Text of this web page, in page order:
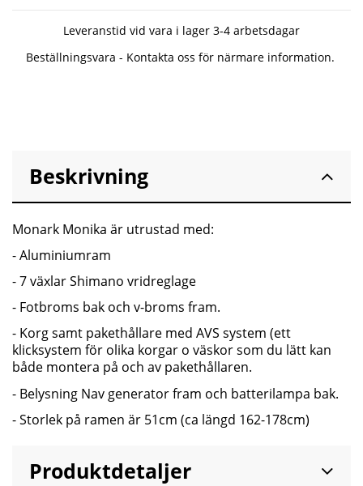
Leveranstid vid vara i lager 3-4 arbetsdagar
Beställningsvara - Kontakta oss för närmare information.
Beskrivning
Monark Monika är utrustad med:
- Aluminiumram
- 7 växlar Shimano vridreglage
- Fotbroms bak och v-broms fram.
- Korg samt pakethållare med AVS system (ett
klicksystem för olika korgar o väskor som du lätt kan
både montera på och av pakethållaren.
- Belysning Nav generator fram och batterilampa bak.
- Storlek på ramen är 51cm (ca längd 162-178cm)
Produktdetaljer